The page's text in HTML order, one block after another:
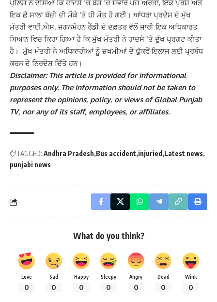
ਪੁਲਿਸ ਨੇ ਦਸਿਆ ਕਿ ਹਾਦਸੇ ‘ਚ ਬੱਸ ‘ਚ ਸਵਾਰ ਪੰਜ ਔਰਤਾਂ, ਇਕ ਪੁਰਸ਼ ਅਤੇ
ਇਕ ਛੇ ਸਾਲਾ ਬੱਚੀ ਦੀ ਮੌਕੇ ‘ਤੇ ਹੀ ਮੌਤ ਹੋ ਗਈ। ਆਂਧਰਾ ਪ੍ਰਦੇਸ਼ ਦੇ ਮੁੱਖ
ਮੰਤਰੀ ਵਾਈ.ਐਸ. ਜਗਨਮੋਹਨ ਰੈੱਡੀ ਦੇ ਦਫ਼ਤਰ ਵੱਲੋਂ ਜਾਰੀ ਇਕ ਅਧਿਕਾਰਤ
ਬਿਆਨ ਵਿਚ ਕਿਹਾ ਗਿਆ ਹੈ ਕਿ ਮੁੱਖ ਮੰਤਰੀ ਨੇ ਹਾਦਸੇ ‘ਤੇ ਦੁੱਖ ਪ੍ਰਗਟ ਕੀਤਾ
ਹੈ। ਮੁੱਖ ਮੰਤਰੀ ਨੇ ਅਧਿਕਾਰੀਆਂ ਨੂੰ ਜ਼ਖਮੀਆਂ ਦੇ ਢੁੱਕਵੇਂ ਇਲਾਜ ਲਈ ਪ੍ਰਬੰਧ
ਕਰਨ ਦੇ ਨਿਰਦੇਸ਼ ਦਿੱਤੇ ਹਨ।
Disclaimer: This article is provided for informational
purposes only. The information should not be taken to
represent the opinions, policy, or views of Global Punjab
TV, nor any of its staff, employees, or affiliates.
TAGGED: Andhra Pradesh Bus accident injuried Latest news
punjabi news
What do you think?
Love
0
Sad
0
Happy
0
Sleepy
0
Angry
0
Dead
0
Wink
0